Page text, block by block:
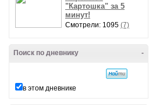
"Картошка" за 5
минут!
Смотрели: 1095 (7)
-
Поиск по дневнику
в этом дневнике